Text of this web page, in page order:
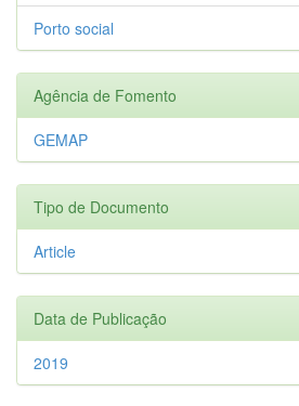
Porto social
Agência de Fomento
GEMAP
Tipo de Documento
Article
Data de Publicação
2019